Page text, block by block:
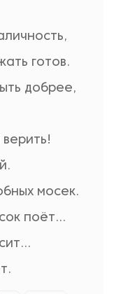
готов.
добрее,
мосек.
поёт…